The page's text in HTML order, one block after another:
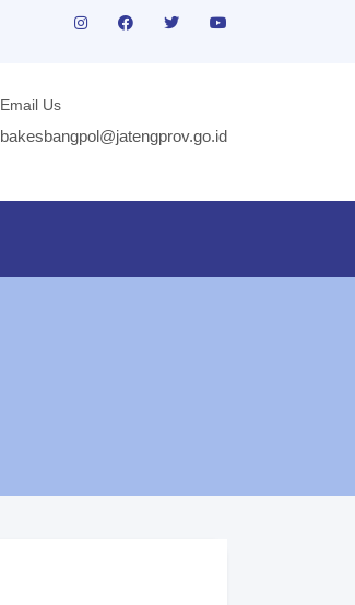
Email Us
bakesbangpol@jatengprov.go.id